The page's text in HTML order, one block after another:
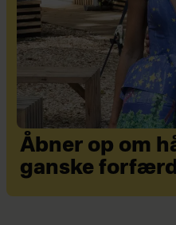
Åbner op om
ganske